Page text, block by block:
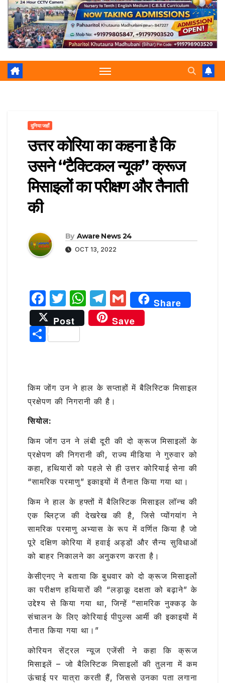
दुनिया जहाँ
उत्तर कोरिया का कहना है कि
उसने “टैक्टिकल न्यूक” क्रूज
मिसाइलों का परीक्षण और तैनाती
की
By Aware News 24
OCT 13, 2022
F
a
c
e
o
o
k
T
w
it
te
W
h
at
p
T
el
e
G
m
ai
Share
Post
Save
S
e
किम जोंग उन ने हाल के सप्ताहों में बैलिस्टिक मिसाइल
प्रक्षेपण की निगरानी की है।
सियोल:
किम जोंग उन ने लंबी दूरी की दो क्रूज मिसाइलों के
प्रक्षेपण की निगरानी की, राज्य मीडिया ने गुरुवार को
कहा, हथियारों को पहले से ही उत्तर कोरियाई सेना की
“सामरिक परमाणु” इकाइयों में तैनात किया गया था।
किम ने हाल के हफ्तों में बैलिस्टिक मिसाइल लॉन्च की
एक ब्लिट्ज की देखरेख की है, जिसे प्योंगयांग ने
सामरिक परमाणु अभ्यास के रूप में वर्णित किया है जो
पूरे दक्षिण कोरिया में हवाई अड्डों और सैन्य सुविधाओं
को बाहर निकालने का अनुकरण करता है।
केसीएनए ने बताया कि बुधवार को दो क्रूज मिसाइलों
का परीक्षण हथियारों की “लड़ाकू दक्षता को बढ़ाने” के
उद्देश्य से किया गया था, जिन्हें “सामरिक नुक्कड़ के
संचालन के लिए कोरियाई पीपुल्स आर्मी की इकाइयों में
तैनात किया गया था।”
कोरियन सेंट्रल न्यूज एजेंसी ने कहा कि क्रूज
मिसाइलें – जो बैलिस्टिक मिसाइलों की तुलना में कम
ऊंचाई पर यात्रा करती हैं, जिससे उनका पता लगाना
pa
m
e